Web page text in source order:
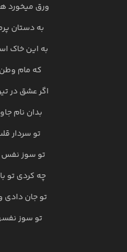
ورق میخورد
به دستان
به این خاک
که مام وطن
اگر عشق در
بدان نام
تو سردار
تو سوز نفس
چه کردی تو
تو جان دادی
تو سوز